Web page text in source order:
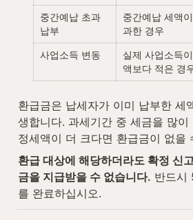
중간예납 초과
납부
중간예납 세액
과한 경우
사업소득 변동
실제 사업소득
액보다 적은 경
환급금은 납세자가 이미 납부한 세
생합니다. 과세기간 중 세금을 많이
정세액이 더 크다면 환급금이 없을
환급 대상에 해당하더라도 확정 신
금을 지급받을 수 없습니다. 반드시
를 완료하십시오.